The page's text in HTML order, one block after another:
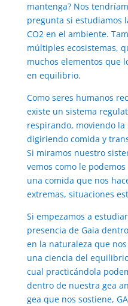
mantenga? Nos
pregunta si estudiamos
CO2 en el ambiente.
múltiples ecosistemas,
muchos elementos que
en equilibrio.
Como seres humanos
existe un sistema
respirando, moviendo
digiriendo comida y
Si miramos nuestro
vemos como le
una comida que nos
extremas, situaciones
Si empezamos a
presencia de Gaia
en la naturaleza que
una ciencia del
cual practicándola
dentro de nuestra gea
gea que nos sostiene,